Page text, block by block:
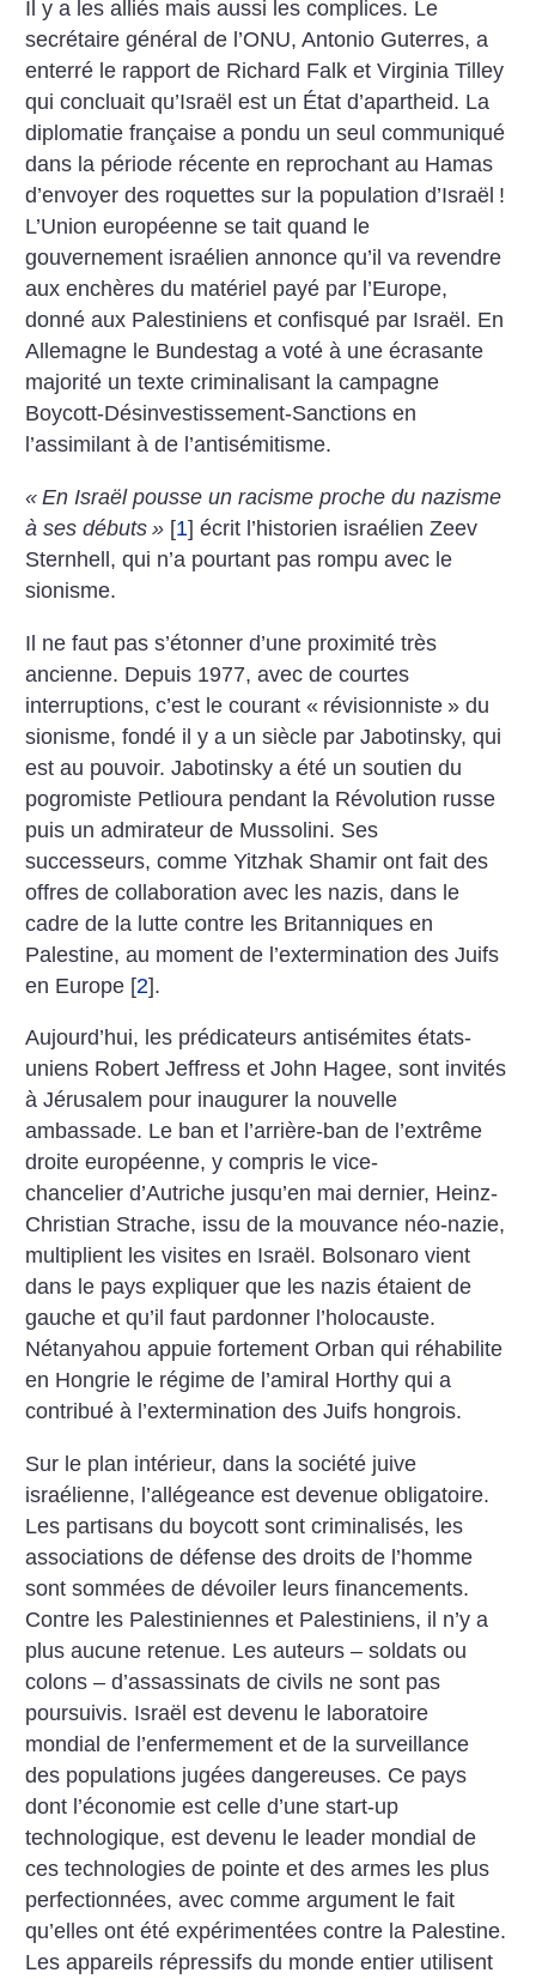
Il y a les alliés mais aussi les complices. Le
secrétaire général de l’ONU, Antonio Guterres, a
enterré le rapport de Richard Falk et Virginia Tilley
qui concluait qu’Israël est un État d’apartheid. La
diplomatie française a pondu un seul communiqué
dans la période récente en reprochant au Hamas
d’envoyer des roquettes sur la population d’Israël !
L’Union européenne se tait quand le
gouvernement israélien annonce qu’il va revendre
aux enchères du matériel payé par l’Europe,
donné aux Palestiniens et confisqué par Israël. En
Allemagne le Bundestag a voté à une écrasante
majorité un texte criminalisant la campagne
Boycott-Désinvestissement-Sanctions en
l’assimilant à de l’antisémitisme.
« En Israël pousse un racisme proche du nazisme
à ses débuts » [1] écrit l’historien israélien Zeev
Sternhell, qui n’a pourtant pas rompu avec le
sionisme.
Il ne faut pas s’étonner d’une proximité très
ancienne. Depuis 1977, avec de courtes
interruptions, c’est le courant « révisionniste » du
sionisme, fondé il y a un siècle par Jabotinsky, qui
est au pouvoir. Jabotinsky a été un soutien du
pogromiste Petlioura pendant la Révolution russe
puis un admirateur de Mussolini. Ses
successeurs, comme Yitzhak Shamir ont fait des
offres de collaboration avec les nazis, dans le
cadre de la lutte contre les Britanniques en
Palestine, au moment de l’extermination des Juifs
en Europe [2].
Aujourd’hui, les prédicateurs antisémites états-
uniens Robert Jeffress et John Hagee, sont invités
à Jérusalem pour inaugurer la nouvelle
ambassade. Le ban et l’arrière-ban de l’extrême
droite européenne, y compris le vice-
chancelier d’Autriche jusqu’en mai dernier, Heinz-
Christian Strache, issu de la mouvance néo-nazie,
multiplient les visites en Israël. Bolsonaro vient
dans le pays expliquer que les nazis étaient de
gauche et qu’il faut pardonner l’holocauste.
Nétanyahou appuie fortement Orban qui réhabilite
en Hongrie le régime de l’amiral Horthy qui a
contribué à l’extermination des Juifs hongrois.
Sur le plan intérieur, dans la société juive
israélienne, l’allégeance est devenue obligatoire.
Les partisans du boycott sont criminalisés, les
associations de défense des droits de l’homme
sont sommées de dévoiler leurs financements.
Contre les Palestiniennes et Palestiniens, il n’y a
plus aucune retenue. Les auteurs – soldats ou
colons – d’assassinats de civils ne sont pas
poursuivis. Israël est devenu le laboratoire
mondial de l’enfermement et de la surveillance
des populations jugées dangereuses. Ce pays
dont l’économie est celle d’une start-up
technologique, est devenu le leader mondial de
ces technologies de pointe et des armes les plus
perfectionnées, avec comme argument le fait
qu’elles ont été expérimentées contre la Palestine.
Les appareils répressifs du monde entier utilisent